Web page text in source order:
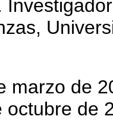
marzo de
octubre de